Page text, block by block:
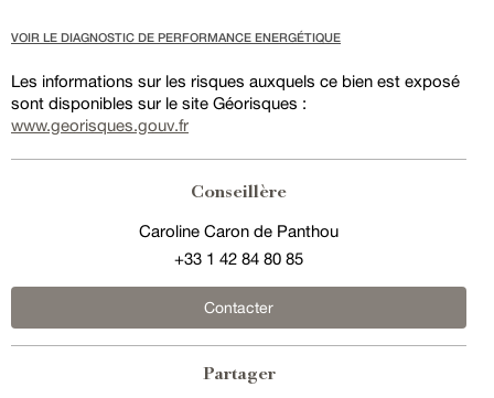
VOIR LE DIAGNOSTIC DE PERFORMANCE ENERGÉTIQUE
Les informations sur les risques auxquels ce bien est exposé
sont disponibles sur le site Géorisques :
www.georisques.gouv.fr
Conseillère
Caroline Caron de Panthou
+33 1 42 84 80 85
Contacter
Partager